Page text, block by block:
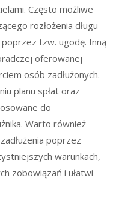
Często możliwe
rozłożenia długu
tzw. ugodę. Inną
oferowanej
osób zadłużonych.
planu spłat oraz
do
Warto również
poprzez
warunkach,
zobowiązań i ułatwi